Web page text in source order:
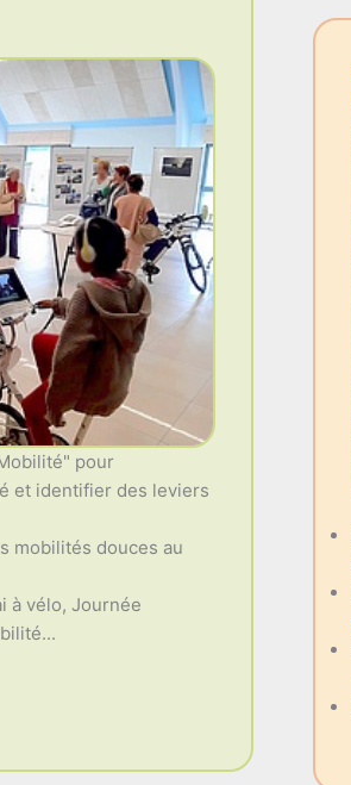
pour
et identifier des leviers
mobilités douces au
à vélo, Journée